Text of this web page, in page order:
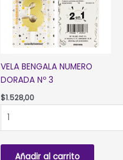
VELA BENGALA NUMERO
DORADA Nº 3
$1.528,00
BENGALA
Añadir al carrito